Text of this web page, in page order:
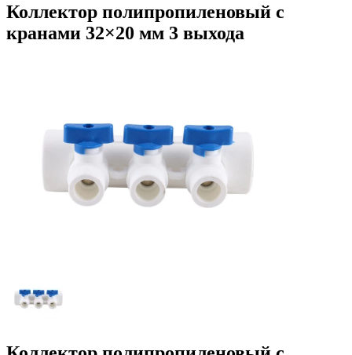
Коллектор полипропиленовый с
кранами 32×20 мм 3 выхода